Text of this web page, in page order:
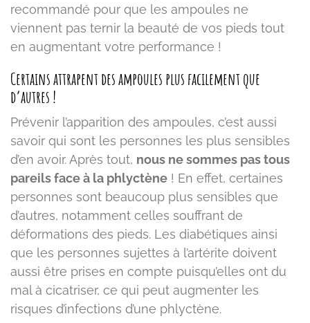
recommandé pour que les ampoules ne
viennent pas ternir la beauté de vos pieds tout
en augmentant votre performance !
Certains attrapent des ampoules plus facilement que
d’autres !
Prévenir l’apparition des ampoules, c’est aussi
savoir qui sont les personnes les plus sensibles
d’en avoir. Après tout, nous ne sommes pas tous
pareils face à la phlyctène ! En effet, certaines
personnes sont beaucoup plus sensibles que
d’autres, notamment celles souffrant de
déformations des pieds. Les diabétiques ainsi
que les personnes sujettes à l’artérite doivent
aussi être prises en compte puisqu’elles ont du
mal à cicatriser, ce qui peut augmenter les
risques d’infections d’une phlyctène.